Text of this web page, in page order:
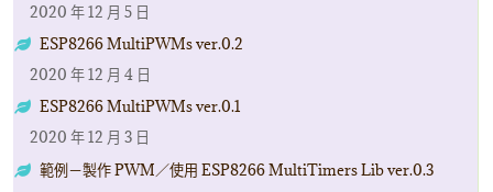
2020 年 12 月 5 日
ESP8266 MultiPWMs ver.0.2
2020 年 12 月 4 日
ESP8266 MultiPWMs ver.0.1
2020 年 12 月 3 日
範例－製作 PWM／使用 ESP8266 MultiTimers Lib ver.0.3